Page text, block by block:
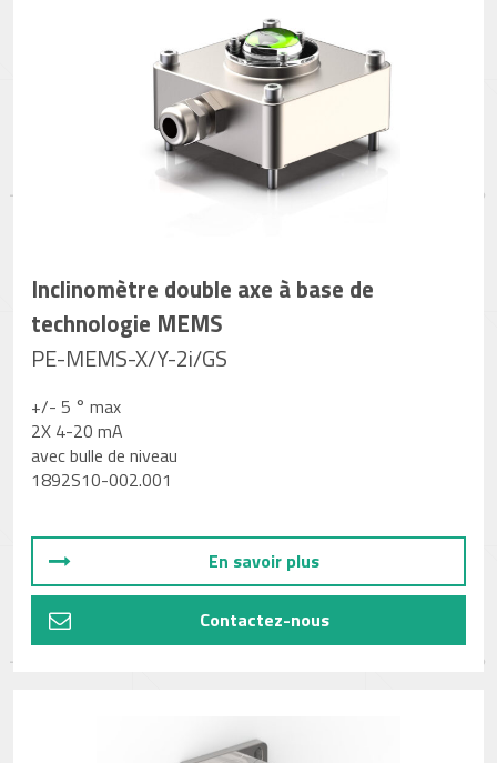
Inclinomètre double axe à base de
technologie MEMS
PE-MEMS-X/Y-2i/GS
+/- 5 ° max
2X 4-20 mA
avec bulle de niveau
1892S10-002.001
En savoir plus
Contactez-nous